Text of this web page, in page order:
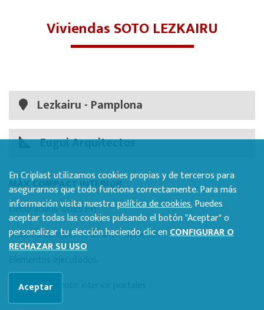
Viviendas SOTO LEZKAIRU
Lezkairu - Pamplona
Eugui Arquitectos
MAX COMPACT INTERIOR
Decorativos: 0085 FH
Sistema de fijación: Oculto - adhesivo
Revestimiento interior portales
En Criplast utilizamos cookies propias y de terceros para
asegurarnos que todo funciona correctamente. Para más
información visita nuestrapolítica de cookies.Puedes
aceptar todas las cookies pulsando el botón "Aceptar" o
personalizar tu elección haciendo clic enCONFIGURAR O
RECHAZAR SU USO
Aceptar